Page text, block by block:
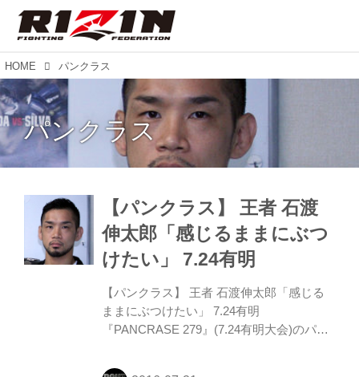
HOME パンクラス
パンクラス
【パンクラス】 王者 石渡
伸太郎「感じるままにぶつ
けたい」 7.24有明
【パンクラス】 王者 石渡伸太郎「感じる
ままにぶつけたい」 7.24有明
『PANCRASE 279』(7.24有明大会)のパン
式が7月21日行われた。石渡伸太郎は、過